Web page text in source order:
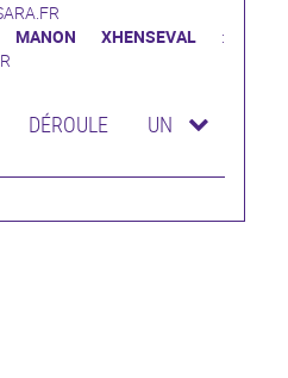
:MANON XHENSEVAL :
DÉROULE UN